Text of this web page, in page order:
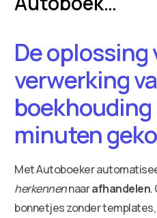
De oplossing
verwerking
boekhouding
minuten
Met Autoboeker
herkennennaarafhandelen.
bonnetjes zonder